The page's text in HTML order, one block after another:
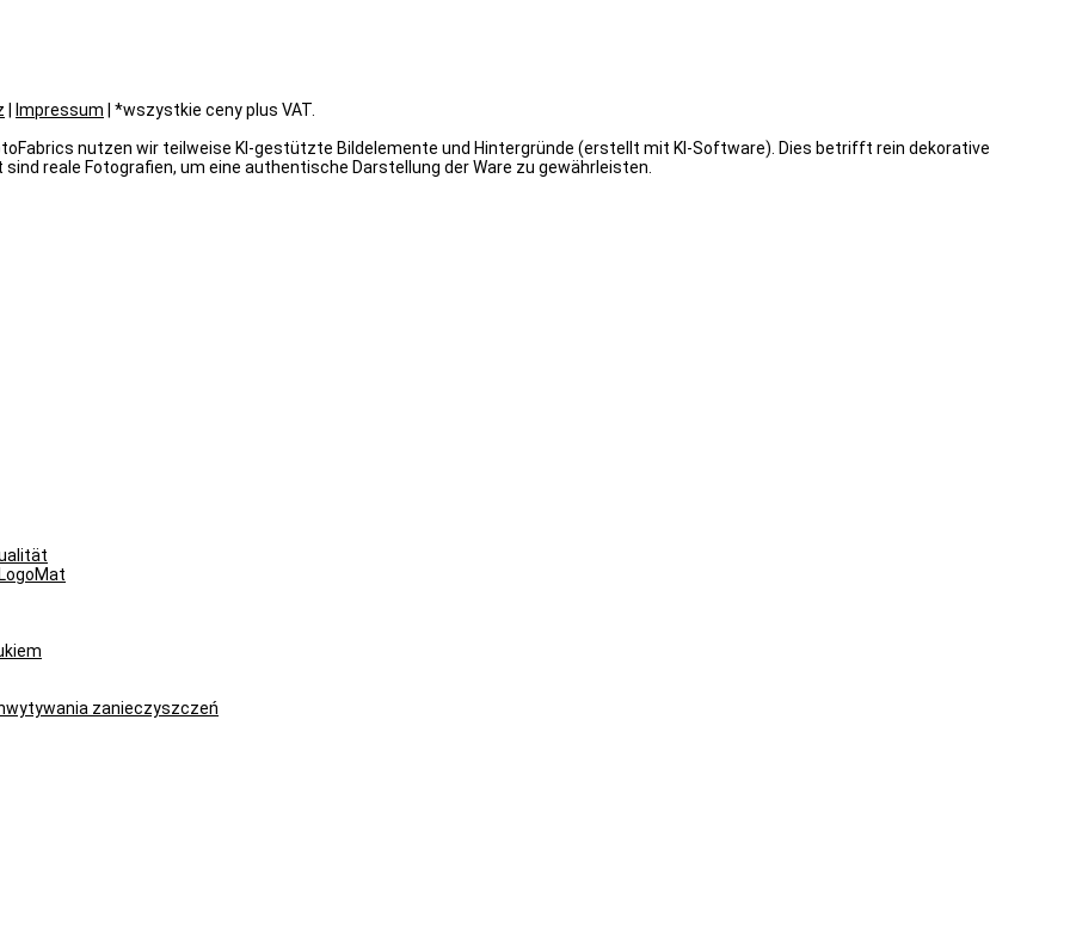
zanieczyszczeń
Impressum | *wszystkie ceny plus VAT.
nutzen wir teilweise KI-gestützte Bildelemente und Hintergründe (erstellt mit KI-Software). Dies betrifft rein dekorative
reale Fotografien, um eine authentische Darstellung der Ware zu gewährleisten.